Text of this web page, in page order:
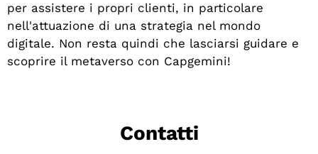
per assistere i propri clienti, in particolare
nell'attuazione di una strategia nel mondo
digitale. Non resta quindi che lasciarsi guidare e
scoprire il metaverso con Capgemini!
Contatti